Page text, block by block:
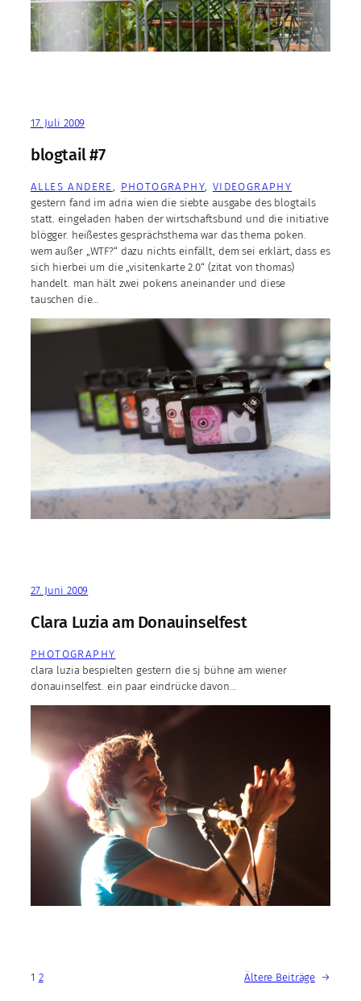
17. Juli 2009
blogtail #7
ALLES ANDERE, PHOTOGRAPHY, VIDEOGRAPHY
gestern fand im adria wien die siebte ausgabe des blogtails
statt. eingeladen haben der wirtschaftsbund und die initiative
blögger. heißestes gesprächsthema war das thema poken.
wem außer „WTF?“ dazu nichts einfällt, dem sei erklärt, dass es
sich hierbei um die „visitenkarte 2.0“ (zitat von thomas)
handelt. man hält zwei pokens aneinander und diese
tauschen die…
27. Juni 2009
Clara Luzia am Donauinselfest
PHOTOGRAPHY
clara luzia bespielten gestern die sj bühne am wiener
donauinselfest. ein paar eindrücke davon…
1 2 Ältere Beiträge →